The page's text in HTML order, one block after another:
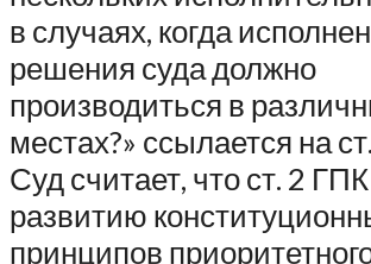
в случаях, когда
решения суда должно
производиться в
местах?» ссылается на
Суд считает, что ст. 2
развитию
принципов